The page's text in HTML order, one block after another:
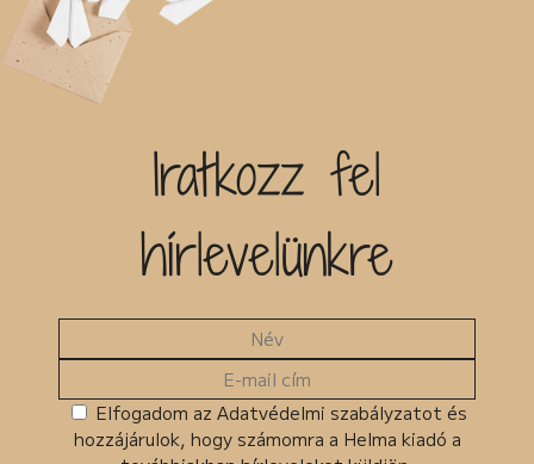
Iratkozz fel
hírlevelünkre
Elfogadom az Adatvédelmi szabályzatot és
hozzájárulok, hogy számomra a Helma kiadó a